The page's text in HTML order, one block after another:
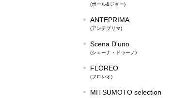
(ポール&ジョー)
ANTEPRIMA
(アンテプリマ)
Scena D'uno
(シェーナ・ドゥーノ)
FLOREO
(フロレオ)
MITSUMOTO selection